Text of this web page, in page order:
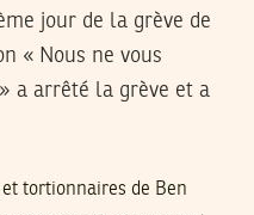
jour de la grève de
« Nous ne vous
a arrêté la grève et a
tortionnaires de Ben